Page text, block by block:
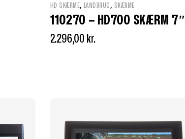
HD SKÆRME, LANDBRUG , SKÆRME
110270 – HD700 SKÆRM 7″
2.296,00 kr.